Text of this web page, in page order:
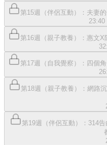
第15週（伴侶互動）：夫妻
23:40
第16週（親子教養）：惠文
第17週（自我覺察）：四個
第18週（親子教養）：網路
第19週（伴侶互動）：314